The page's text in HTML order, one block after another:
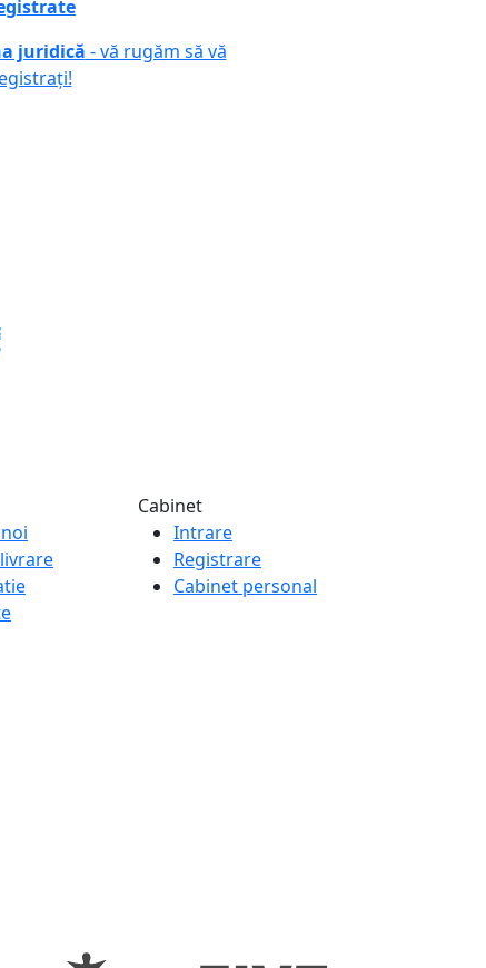
juridică - vă rugăm să vă
Cabinet
Intrare
Registrare
Cabinet personal